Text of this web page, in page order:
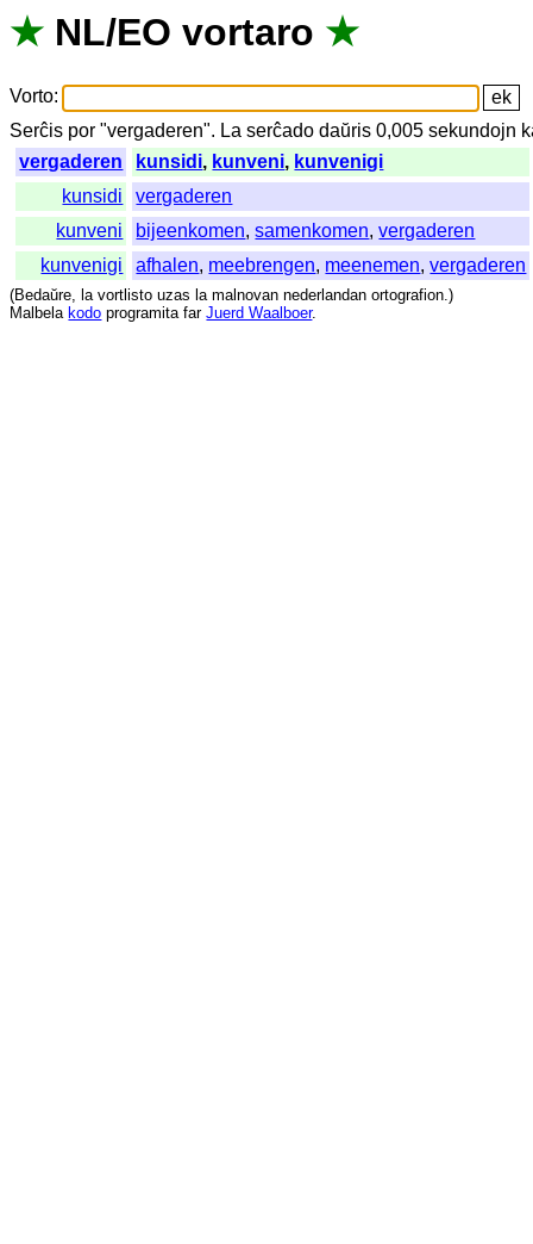
★ NL/EO vortaro ★
Vorto:
Serĉis por "vergaderen". La serĉado daŭris 0,005sekundojn
vergaderen
kunsidi, kunveni, kunvenigi
kunsidi
vergaderen
kunveni
bijeenkomen,samenkomen,vergaderen
kunvenigi
afhalen, meebrengen, meenemen,vergaderen
(Bedaŭre, la vortlisto uzas la malnovan nederlandan ortografion.)
Malbela kodo programita far Juerd Waalboer.